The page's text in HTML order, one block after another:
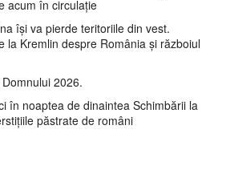
acum în circulație
își va pierde teritoriile din vest.
la Kremlin despre România și războiul
2026.
în noaptea de dinaintea Schimbării la
păstrate de români